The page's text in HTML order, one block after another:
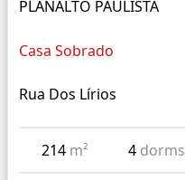
PLANALTO PAULISTA
Casa Sobrado
Rua Dos Lírios
214 m² 4 dorms